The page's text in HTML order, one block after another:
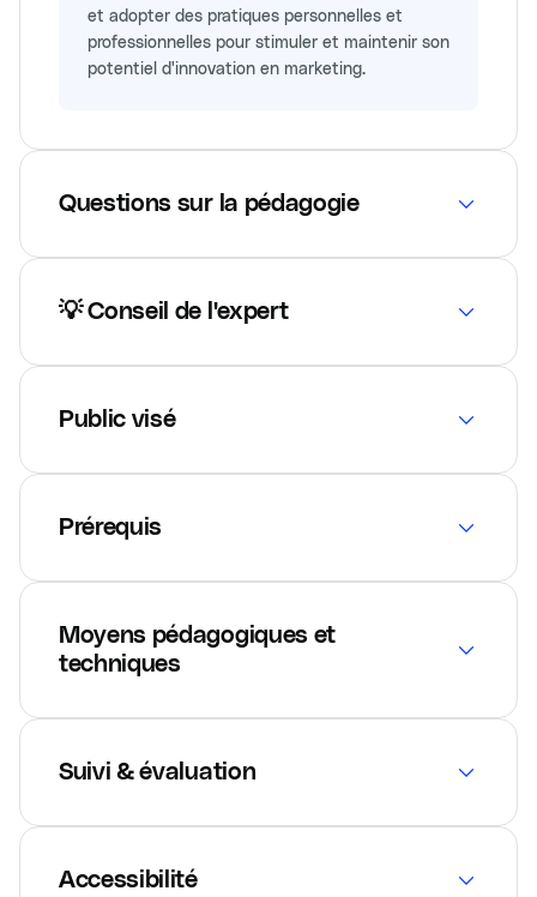
et adopter des pratiques personnelles et
professionnelles pour stimuler et maintenir son
potentiel d'innovation en marketing.
Questions sur la pédagogie
💡 Conseil de l'expert
Public visé
Prérequis
Moyens pédagogiques et
techniques
Suivi & évaluation
Accessibilité